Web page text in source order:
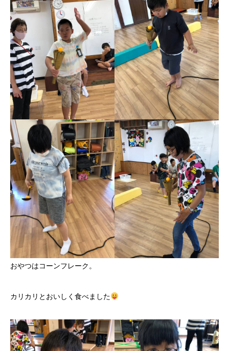
おやつはコーンフレーク。
カリカリとおいしく食べました